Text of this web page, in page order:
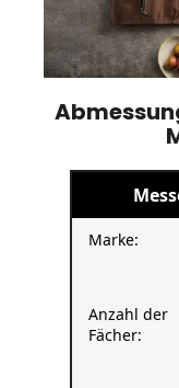
Marke:
Anzahl der
Fächer: